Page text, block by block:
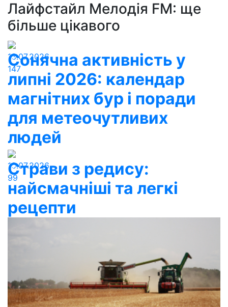
Лайфстайл Мелодія FM: ще
більше цікавого
13.07.2026
147
Сонячна активність у
липні 2026: календар
магнітних бур і поради
для метеочутливих
людей
10.07.2026
99
Страви з редису:
найсмачніші та легкі
рецепти